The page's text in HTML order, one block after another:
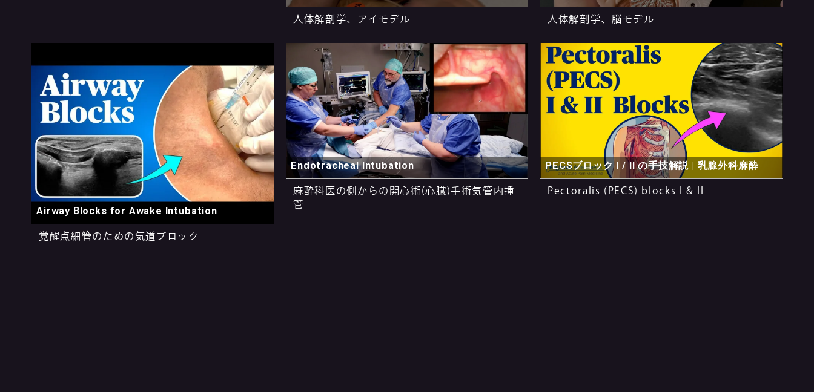
人体解剖学、アイモデル 人体解剖学、脳モデル
Airway Blocks for Awake Intubation
覚醒点細管のための気道ブロック
Endotracheal Intubation
麻酔科医の側からの開心術(心臓)手術気管内挿
管
PECSブロック I / II の手技解説 | 乳腺外科麻酔
Pectoralis (PECS) blocks I & II